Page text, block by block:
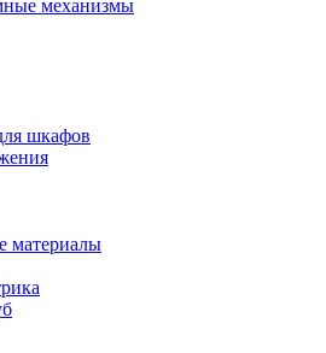
механизмы
шкафов
материалы